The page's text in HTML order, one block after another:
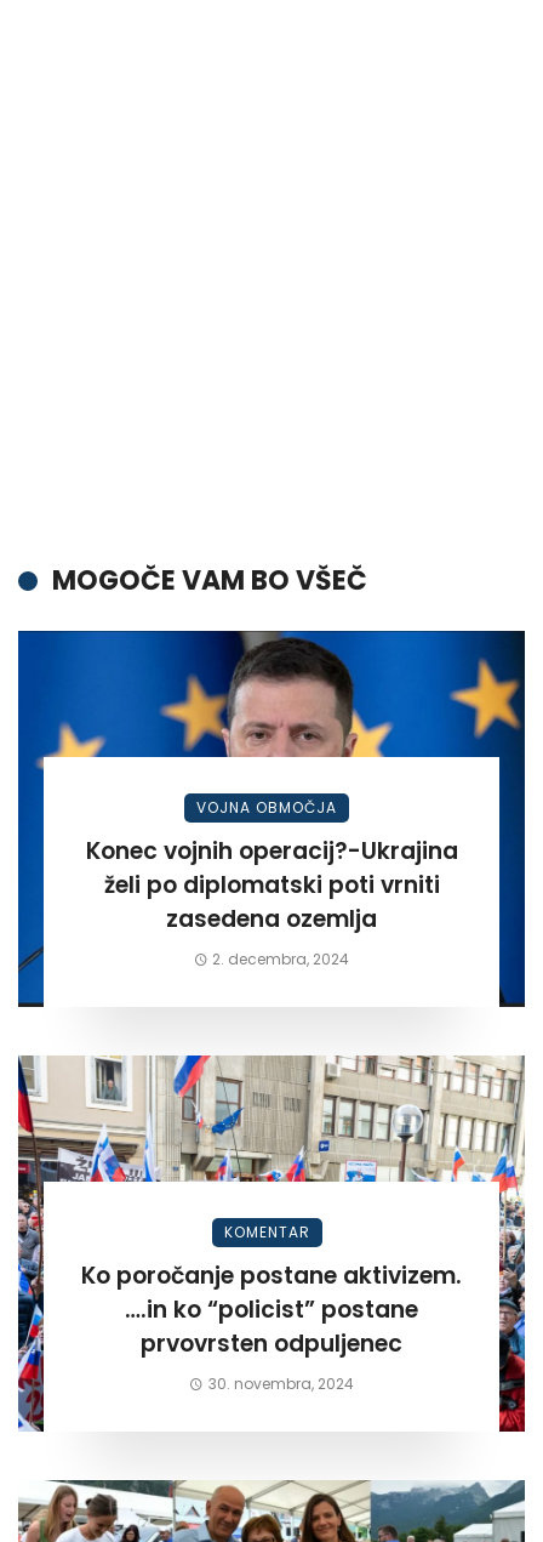
MOGOČE VAM BO VŠEČ
VOJNA OBMOČJA
Konec vojnih operacij?-Ukrajina
želi po diplomatski poti vrniti
zasedena ozemlja
2. decembra, 2024
KOMENTAR
Ko poročanje postane aktivizem.
….in ko “policist” postane
prvovrsten odpuljenec
30. novembra, 2024